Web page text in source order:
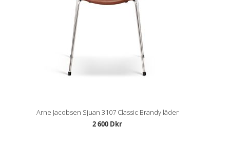
Arne Jacobsen Sjuan 3107 Classic Brandy läder
2 600 Dkr